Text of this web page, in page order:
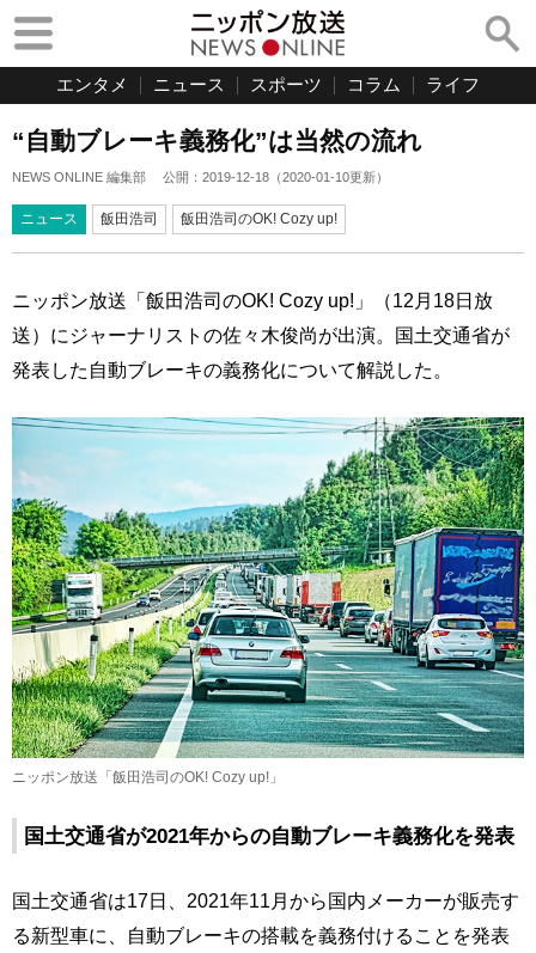
エンタメ ニュース スポーツ コラム ライフ
“自動ブレーキ義務化”は当然の流れ
NEWS ONLINE 編集部 公開： 2019-12-18 （2020-01-10更新）
ニュース 飯田浩司 飯田浩司のOK! Cozy up!
ニッポン放送「飯田浩司のOK! Cozy up!」（12月18日放
送）にジャーナリストの佐々木俊尚が出演。国土交通省が
発表した自動ブレーキの義務化について解説した。
ニッポン放送「飯田浩司のOK! Cozy up!」
国土交通省が2021年からの自動ブレーキ義務化を発表
国土交通省は17日、2021年11月から国内メーカーが販売す
る新型車に、自動ブレーキの搭載を義務付けることを発表